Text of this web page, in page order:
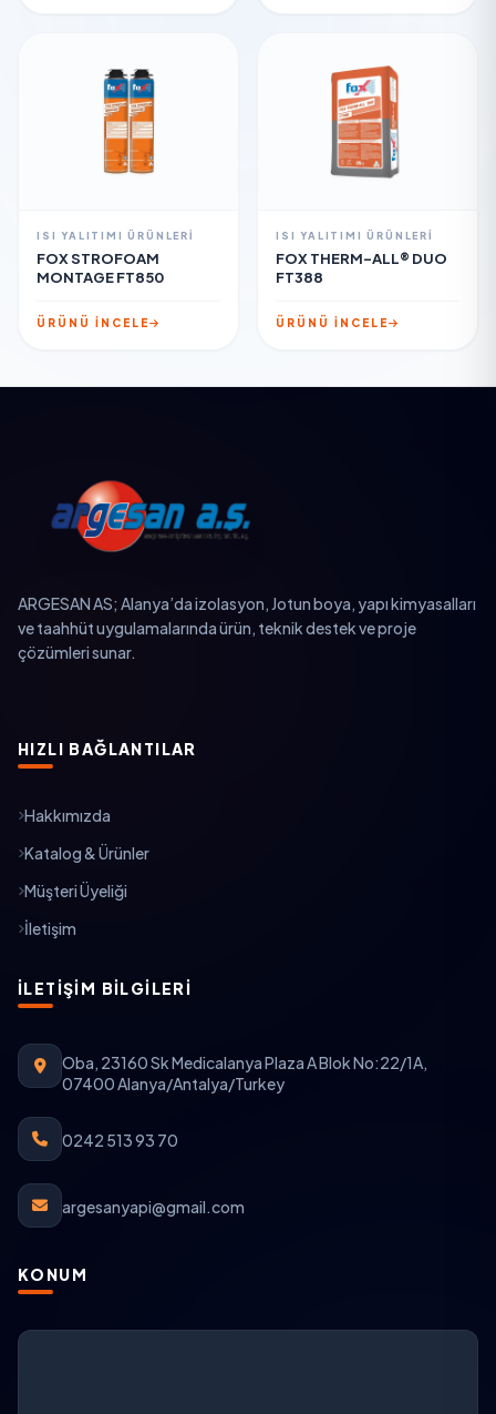
ISI YALITIMI ÜRÜNLERI
FOX STROFOAM
MONTAGE FT850
ÜRÜNÜ İNCELE
ISI YALITIMI ÜRÜNLERI
FOX THERM-ALL® DUO
FT388
ÜRÜNÜ İNCELE
ARGESAN AS; Alanya’da izolasyon, Jotun boya, yapı kimyasalları
ve taahhüt uygulamalarında ürün, teknik destek ve proje
çözümleri sunar.
HIZLI BAĞLANTILAR
Hakkımızda
Katalog & Ürünler
Müşteri Üyeliği
İletişim
İLETIŞIM BILGILERI
Oba, 23160 Sk Medicalanya Plaza A Blok No:22/1A,
07400 Alanya/Antalya/Turkey
0242 513 93 70
argesanyapi@gmail.com
KONUM